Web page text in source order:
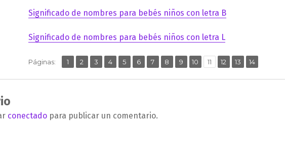
Significado de nombres para bebés niños con letra B
Significado de nombres para bebés niños con letra L
Páginas: Página
1 ,
Página
2 ,Página
3 ,
Página
4 ,Página
5 ,Página
6 ,
Página
7 ,
Página
8 ,
Página
9 ,
Página
10 ,
Página
11 ,
Página
12 ,
Página
13 ,
Página
14
conectado para publicar un comentario.